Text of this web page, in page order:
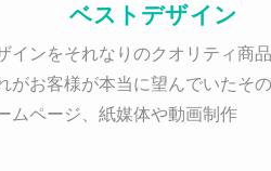
ベストデザイン
インをそれなりのクオリティー
がお客様が本当に望んでいた、
ムページ、紙媒体や動画制作まで
商
そ